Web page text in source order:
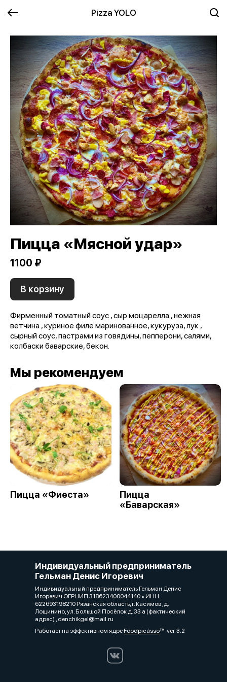
Pizza YOLO
Пицца «Мясной удар»
1100 ₽
В корзину
Фирменный томатный соус , сыр моцарелла , нежная
ветчина , куриное филе маринованное, кукуруза, лук ,
сырный соус, пастрами из говядины, пепперони, салями,
колбаски баварские, бекон.
Мы рекомендуем
Пицца «Фиеста»
Пицца
«Баварская»
Индивидуальный предприниматель
Гельман Денис Игоревич
Индивидуальный предприниматель Гельман Денис
Игоревич ОГРНИП 318623400044140 • ИНН
622693198210 Рязанская область, г. Касимов ,д.
Лощинино, ул. Большой Посёлок д. 33 а (фактический
адрес) , denchikgel@mail.ru
Работает на эффективном ядреFoodpicássover. 3.2